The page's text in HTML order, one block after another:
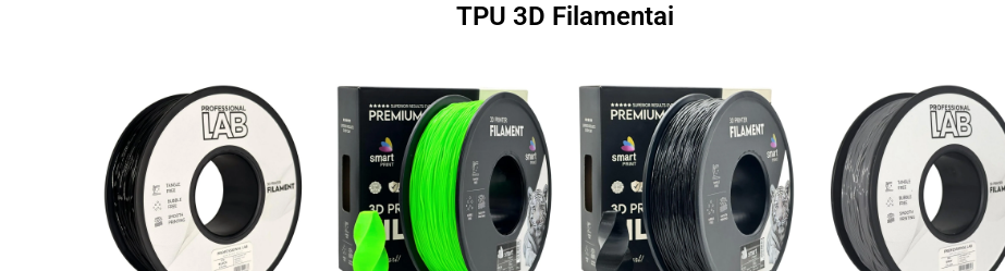
TPU 3D Filamentai